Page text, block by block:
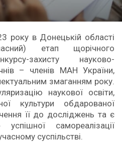
року в Донецькій області
етап щорічного
захисту науково-
– членів МАН України,
змаганням року.
наукової освіти,
культури обдарованої
її до досліджень та є
самореалізації
суспільстві.